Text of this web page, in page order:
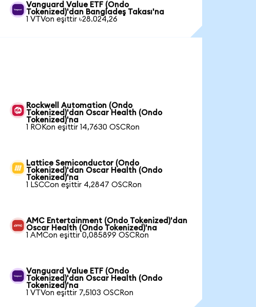
Vanguard Value ETF (Ondo
Tokenized)'dan Bangladeş Takası'na
1 VTVon eşittir ৳28.024,26
Rockwell Automation (Ondo
Tokenized)'dan Oscar Health (Ondo
Tokenized)'na
1 ROKon eşittir 14,7630 OSCRon
Lattice Semiconductor (Ondo
Tokenized)'dan Oscar Health (Ondo
Tokenized)'na
1 LSCCon eşittir 4,2847 OSCRon
AMC Entertainment (Ondo Tokenized)'dan
Oscar Health (Ondo Tokenized)'na
1 AMCon eşittir 0,085899 OSCRon
Vanguard Value ETF (Ondo
Tokenized)'dan Oscar Health (Ondo
Tokenized)'na
1 VTVon eşittir 7,5103 OSCRon